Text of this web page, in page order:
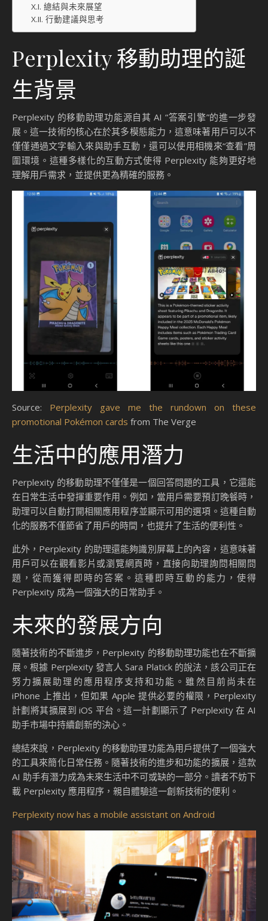
總結與未來展望
行動建議與思考
Perplexity 移動助理的誕
生背景
Perplexity 的移動助理功能源自其 AI “答案引擎”的進一步發
展。這一技術的核心在於其多模態能力，這意味著用戶可以不
僅僅通過文字輸入來與助手互動，還可以使用相機來“查看”周
圍環境。這種多樣化的互動方式使得 Perplexity 能夠更好地
理解用戶需求，並提供更為精確的服務。
Source: Perplexity gave me the rundown on these
promotional Pokémon cards from The Verge
生活中的應用潛力
Perplexity 的移動助理不僅僅是一個回答問題的工具，它還能
在日常生活中發揮重要作用。例如，當用戶需要預訂晚餐時，
助理可以自動打開相關應用程序並顯示可用的選項。這種自動
化的服務不僅節省了用戶的時間，也提升了生活的便利性。
此外，Perplexity 的助理還能夠識別屏幕上的內容，這意味著
用戶可以在觀看影片或瀏覽網頁時，直接向助理詢問相關問
題，從而獲得即時的答案。這種即時互動的能力，使得
Perplexity 成為一個強大的日常助手。
未來的發展方向
隨著技術的不斷進步，Perplexity 的移動助理功能也在不斷擴
展。根據 Perplexity 發言人 Sara Platick 的說法，該公司正在
努力擴展助理的應用程序支持和功能。雖然目前尚未在
iPhone 上推出，但如果 Apple 提供必要的權限，Perplexity
計劃將其擴展到 iOS 平台。這一計劃顯示了 Perplexity 在 AI
助手市場中持續創新的決心。
總結來說，Perplexity 的移動助理功能為用戶提供了一個強大
的工具來簡化日常任務。隨著技術的進步和功能的擴展，這款
AI 助手有潛力成為未來生活中不可或缺的一部分。讀者不妨下
載 Perplexity 應用程序，親自體驗這一創新技術的便利。
Perplexity now has a mobile assistant on Android